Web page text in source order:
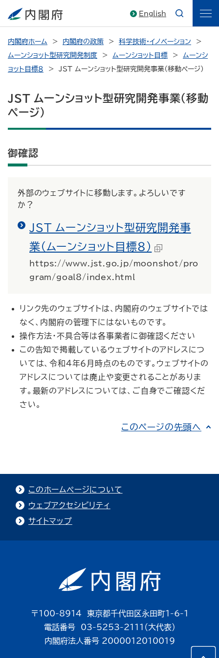
English
内閣府ホーム 内閣府の政策
科学技術・イノベーション
ムーンショット型研究開発制度
ムーンショット目標
ムーンシ
ョット目標８
JST ムーンショット型研究開発事業（移動ページ）
JST ムーンショット型研究開発事業（移動
ページ）
御確認
外部のウェブサイトに移動します。よろしいです
か？
JST ムーンショット型研究開発事
業（ムーンショット目標８）
https://www.jst.go.jp/moonshot/pro
gram/goal8/index.html
リンク先のウェブサイトは、内閣府のウェブサイトでは
なく、内閣府の管理下にはないものです。
操作方法・不具合等は各事業者に御確認ください
この告知で掲載しているウェブサイトのアドレスにつ
いては、令和４年６月時点のものです。ウェブサイトの
アドレスについては廃止や変更されることがありま
す。最新のアドレスについては、ご自身でご確認くだ
さい。
このページの先頭へ
このホームページについて
ウェブアクセシビリティ
サイトマップ
〒100-8914 東京都千代田区永田町1-6-1
電話番号 03-5253-2111（大代表）
内閣府法人番号 2000012010019